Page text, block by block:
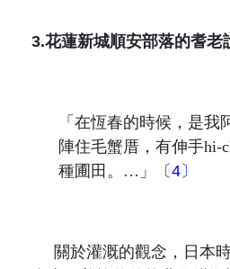
3.花蓮新城順安部落的耆老
「 在恆春的時候，是我
陣住毛蟹厝，有伸手hi-
種圃田。… 」 〔4〕
關於灌溉的觀念，日本